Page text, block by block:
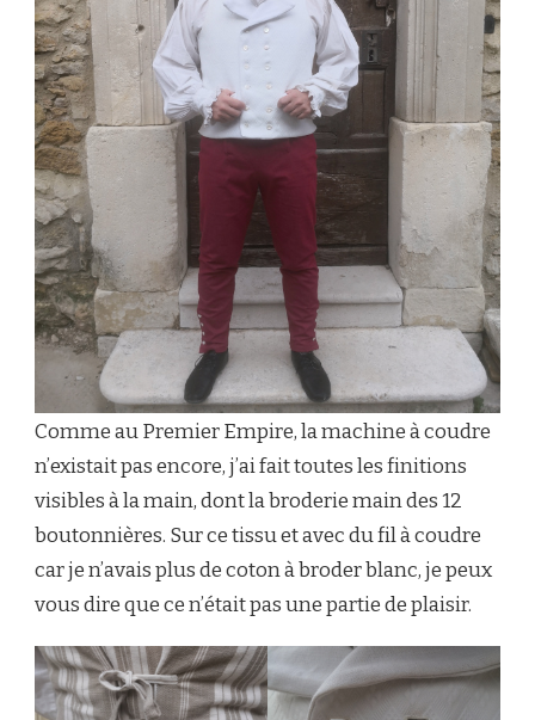
Comme au Premier Empire, la machine à coudre
n’existait pas encore, j’ai fait toutes les finitions
visibles à la main, dont la broderie main des 12
boutonnières. Sur ce tissu et avec du fil à coudre
car je n’avais plus de coton à broder blanc, je peux
vous dire que ce n’était pas une partie de plaisir.